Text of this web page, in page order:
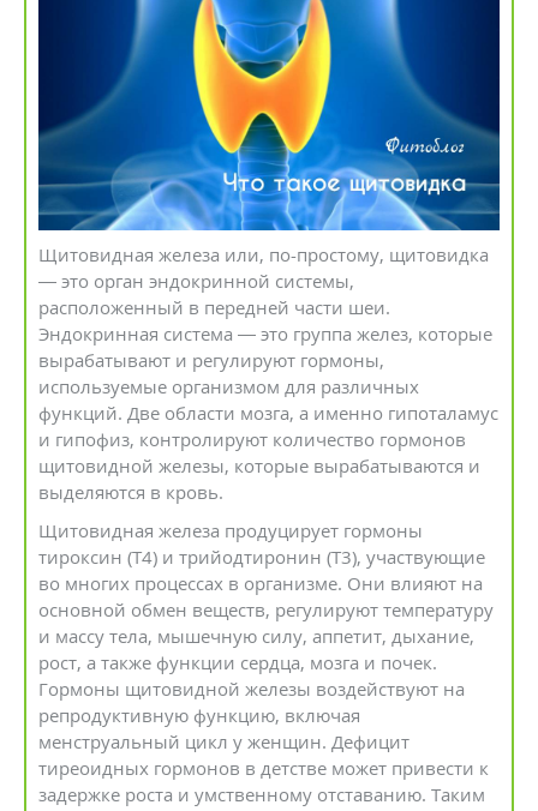
Щитовидная железа или, по-простому, щитовидка
— это орган эндокринной системы,
расположенный в передней части шеи.
Эндокринная система — это группа желез, которые
вырабатывают и регулируют гормоны,
используемые организмом для различных
функций. Две области мозга, а именно гипоталамус
и гипофиз, контролируют количество гормонов
щитовидной железы, которые вырабатываются и
выделяются в кровь.
Щитовидная железа продуцирует гормоны
тироксин (Т4) и трийодтиронин (Т3), участвующие
во многих процессах в организме. Они влияют на
основной обмен веществ, регулируют температуру
и массу тела, мышечную силу, аппетит, дыхание,
рост, а также функции сердца, мозга и почек.
Гормоны щитовидной железы воздействуют на
репродуктивную функцию, включая
менструальный цикл у женщин. Дефицит
тиреоидных гормонов в детстве может привести к
задержке роста и умственному отставанию. Таким